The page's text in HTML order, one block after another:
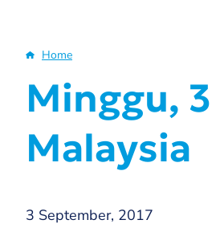
Breadcrumb
Home
Minggu,
Malaysia
3 September, 2017